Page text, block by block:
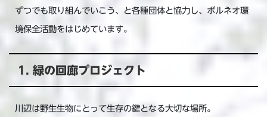
ずつでも取り組んでいこう、と各種団体と協力し、ボルネオ環
境保全活動をはじめています。
1. 緑の回廊プロジェクト
川辺は野生生物にとって生存の鍵となる大切な場所。